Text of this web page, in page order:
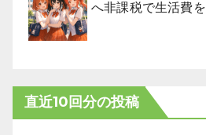
へ非課税で生活費
直近10回分の投稿